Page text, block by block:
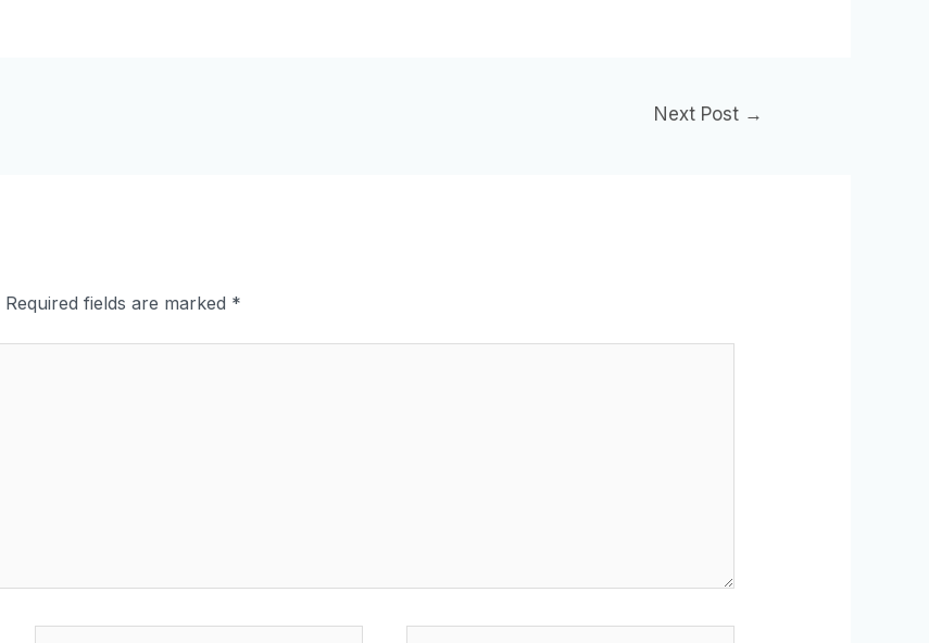
Next Post →
Required fields are marked *